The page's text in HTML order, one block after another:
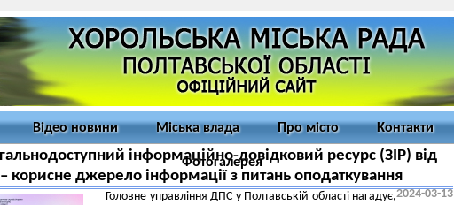
Відео новини Міська влада Про місто Контакти
Фотогалерея
інформаційно-довідковий ресурс (ЗІР) від
корисне джерело інформації з питань оподаткування
2024-03-13
Головне управління ДПС у Полтавській області нагадує,